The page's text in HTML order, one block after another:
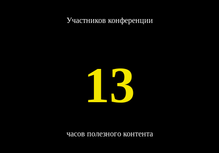
Участников конференции
13
часов полезного контента